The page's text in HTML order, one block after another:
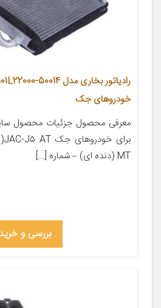
خودروهای جک
معرفی محصول جزئیات محصول
MT (دنده ای) – شماره […]
بررسی و